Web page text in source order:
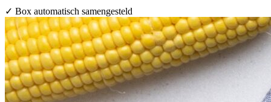
✓ Box automatisch samengesteld